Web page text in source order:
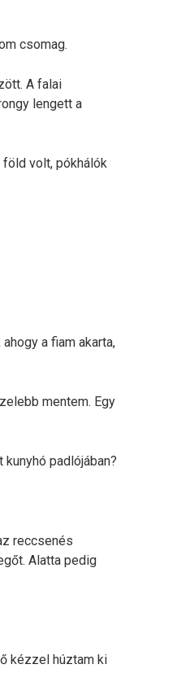
csomag.
A falai
lengett a
volt, pókhálók
a fiam akarta,
mentem. Egy
padlójában?
reccsenés
Alatta pedig
kézzel húztam ki